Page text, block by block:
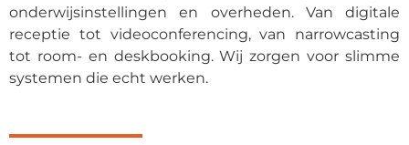
onderwijsinstellingen en overheden. Van digitale
receptie tot videoconferencing, van narrowcasting
tot room- en deskbooking. Wij zorgen voor slimme
systemen die echt werken.